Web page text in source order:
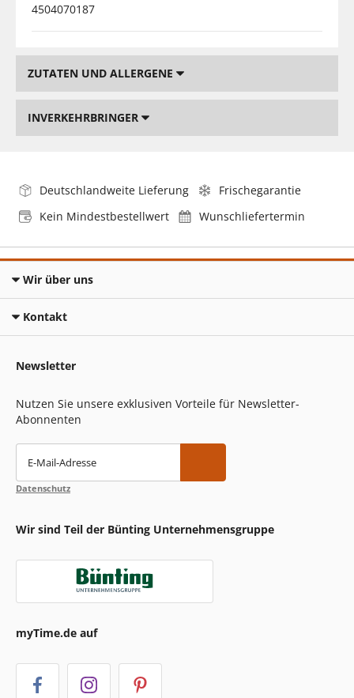
4504070187
ZUTATEN UND ALLERGENE
INVERKEHRBRINGER
Deutschlandweite Lieferung
Frischegarantie
Kein Mindestbestellwert
Wunschliefertermin
Wir über uns
Kontakt
Newsletter
Nutzen Sie unsere exklusiven Vorteile für Newsletter-
Abonnenten
E-Mail-Adresse
Datenschutz
Wir sind Teil der Bünting Unternehmensgruppe
myTime.de auf